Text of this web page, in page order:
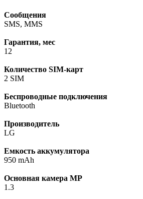
Сообщения
SMS, MMS
Гарантия, мес
12
Количество SIM-карт
2 SIM
Беспроводные подключения
Bluetooth
Производитель
LG
Емкость аккумулятора
950 mAh
Основная камера МР
1.3